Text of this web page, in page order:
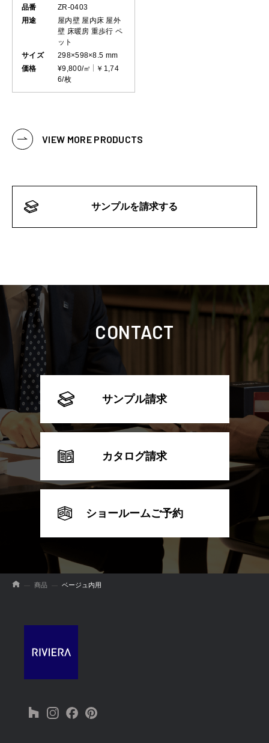
品番
ZR-0403
用途
屋内壁 屋内床 屋外
壁 床暖房 重歩行 ペ
ット
サイズ
298×598×8.5 mm
価格
¥9,800/㎡
￥1,74
6/枚
VIEW MORE PRODUCTS
サンプルを請求する
CONTACT
サンプル請求
カタログ請求
ショールームご予約
商品 ベージュ内用